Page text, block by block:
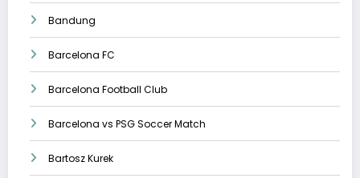
Bandung
Barcelona FC
Barcelona Football Club
Barcelona vs PSG Soccer Match
Bartosz Kurek